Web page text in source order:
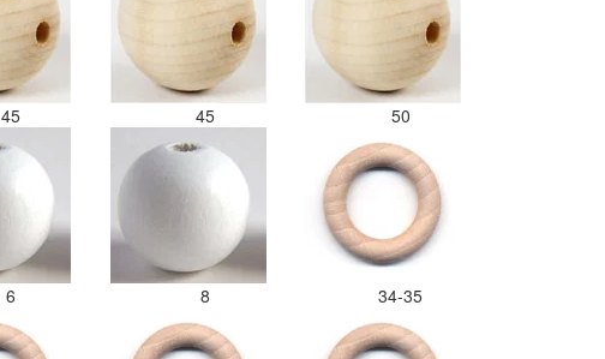
45 45 50
6 8 34-35